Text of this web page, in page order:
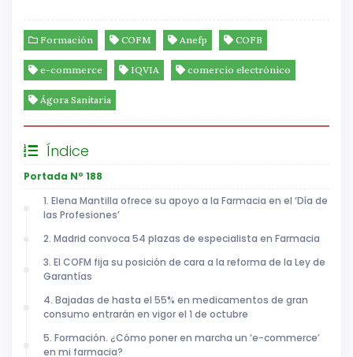
Formación COFM Anefp COFB
e-commerce IQVIA comercio electrónico
Ágora Sanitaria
Índice
Portada Nº 188
1. Elena Mantilla ofrece su apoyo a la Farmacia en el ‘Día de
las Profesiones’
2. Madrid convoca 54 plazas de especialista en Farmacia
3. El COFM fija su posición de cara a la reforma de la Ley de
Garantías
4. Bajadas de hasta el 55% en medicamentos de gran
consumo entrarán en vigor el 1 de octubre
5. Formación. ¿Cómo poner en marcha un ‘e-commerce’
en mi farmacia?